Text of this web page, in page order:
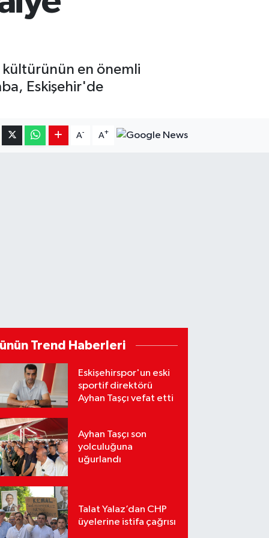
kültürünün en önemli
Eskişehir'de
A- A+
Trend Haberleri
Eskişehirspor'un eski
sportif direktörü
Ayhan Taşçı vefat etti
Ayhan Taşçı son
yolculuğuna
uğurlandı
Talat Yalaz’dan CHP
üyelerine istifa çağrısı